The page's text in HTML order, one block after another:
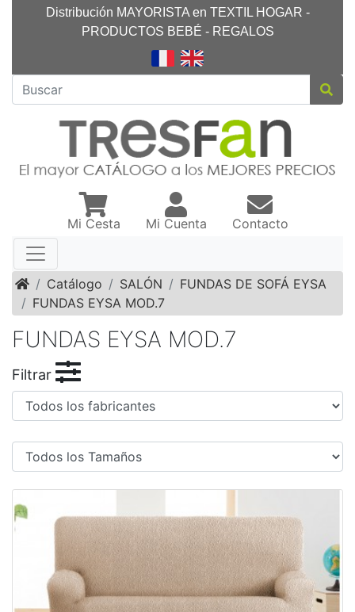
Distribución MAYORISTA en TEXTIL HOGAR -
PRODUCTOS BEBÉ - REGALOS
Mi Cesta Mi Cuenta Contacto
InicioCatálogo SALÓN
FUNDAS DE SOFÁ EYSA
FUNDAS EYSA MOD.7
FUNDAS EYSA MOD.7
Filtrar